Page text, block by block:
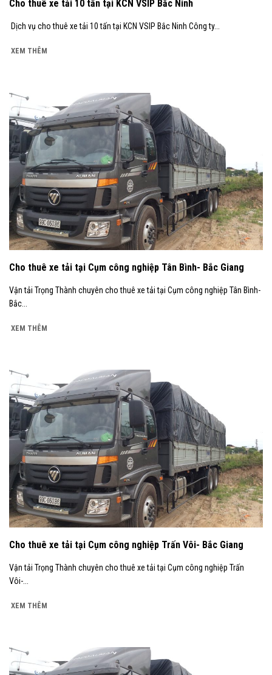
Cho thuê xe tải 10 tấn tại KCN VSIP Bắc Ninh
Dịch vụ cho thuê xe tải 10 tấn tại KCN VSIP Bắc Ninh Công ty...
XEM THÊM
Cho thuê xe tải tại Cụm công nghiệp Tân Bình- Bắc Giang
Vận tải Trọng Thành chuyên cho thuê xe tải tại Cụm công nghiệp Tân Bình-
Bắc...
XEM THÊM
Cho thuê xe tải tại Cụm công nghiệp Trấn Vôi- Bắc Giang
Vận tải Trọng Thành chuyên cho thuê xe tải tại Cụm công nghiệp Trấn
Vôi-...
XEM THÊM